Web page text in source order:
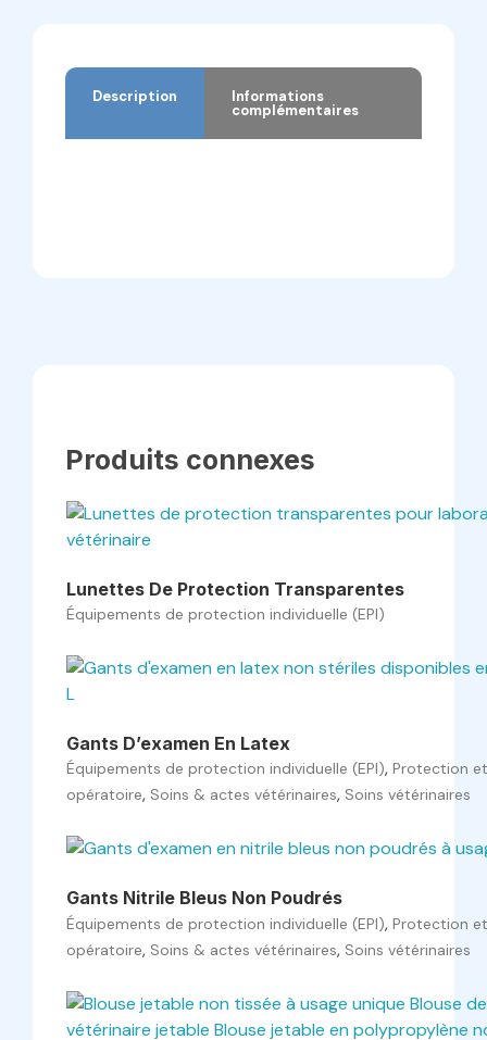
Description Informations
complémentaires
Produits connexes
Lunettes De Protection Transparentes
Équipements de protection individuelle (EPI)
Gants D’examen En Latex
Équipements de protection individuelle (EPI), Protection
opératoire, Soins & actes vétérinaires, Soins vétérinaires
Gants Nitrile Bleus Non Poudrés
Équipements de protection individuelle (EPI), Protection
opératoire, Soins & actes vétérinaires, Soins vétérinaires